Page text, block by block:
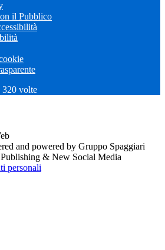
il Pubblico
320 volte
and powered by Gruppo Spaggiari
& New Social Media
personali